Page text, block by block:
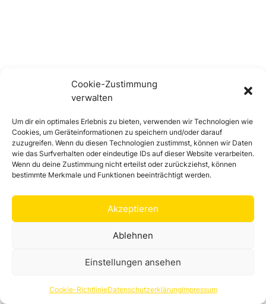
Cookie-Zustimmung
verwalten
Um dir ein optimales Erlebnis zu bieten, verwenden wir Technologien wie
Cookies, um Geräteinformationen zu speichern und/oder darauf
zuzugreifen. Wenn du diesen Technologien zustimmst, können wir Daten
wie das Surfverhalten oder eindeutige IDs auf dieser Website verarbeiten.
Wenn du deine Zustimmung nicht erteilst oder zurückziehst, können
bestimmte Merkmale und Funktionen beeinträchtigt werden.
Akzeptieren
Ablehnen
Einstellungen ansehen
Cookie-RichtlinieDatenschutzerklärungImpressum
Sa., 03.04.2027 20:00 Uhr
True Crime Live: Dunkle Geheimnisse
- mit Marion Gehlert und Ludwig
Waldinger
Freiheitshalle Hof -Kulmbacher Str. 4, 95030 Hof
Für alle, die sich für echte Kriminalfälle und das
Unerklärliche im Menschen interessieren.
Literarische Veranstaltung / Lesung